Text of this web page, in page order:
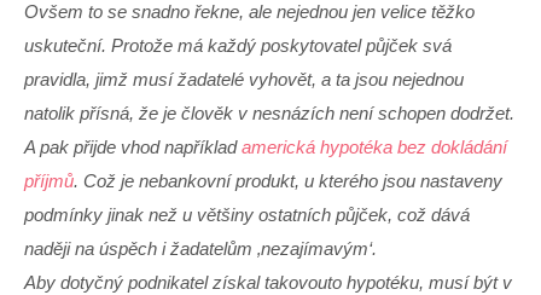
Ovšem to se snadno řekne, ale nejednou jen velice těžko
uskuteční. Protože má každý poskytovatel půjček svá
pravidla, jimž musí žadatelé vyhovět, a ta jsou nejednou
natolik přísná, že je člověk v nesnázích není schopen dodržet.
A pak přijde vhod napříkladamerická hypotéka bez dokládání
příjmů. Což je nebankovní produkt, u kterého jsou nastaveny
podmínky jinak než u většiny ostatních půjček, což dává
naději na úspěch i žadatelům ‚nezajímavým‘.
Aby dotyčný podnikatel získal takovouto hypotéku, musí být v